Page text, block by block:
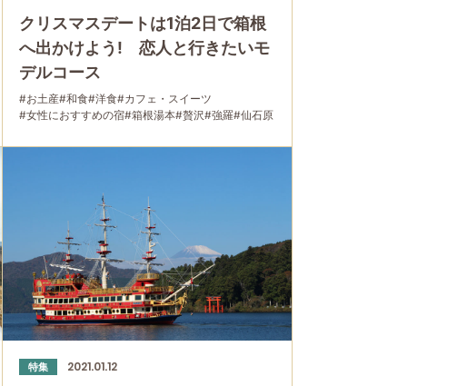
クリスマスデートは1泊2日で箱根
へ出かけよう! 恋人と行きたいモ
デルコース
#お土産#和食#洋食#カフェ・スイーツ
#女性におすすめの宿#箱根湯本#贅沢#強羅#仙石原
#友人グループで#宿泊#乗り物#公園・自然
特集 2021.01.12